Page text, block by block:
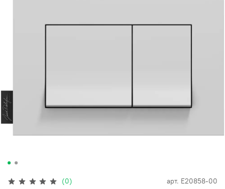
(0) арт. E20858-00